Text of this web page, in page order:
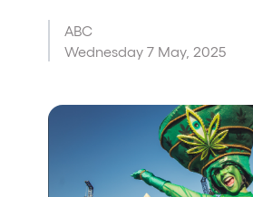
Who we are
Do you want to work with
Follow us on tiktok
Follow us on facebook
Follow us on instagram
Follow us on twitter
Follow us on linkedin
Follow us on youtube
ABC
Wednesday 7 May, 2025